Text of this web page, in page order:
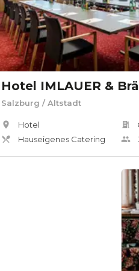
Hotel IMLAUER &
Salzburg / Altstadt
Hotel
Hauseigenes Catering